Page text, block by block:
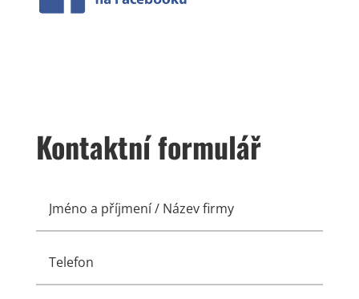
Kontaktní formulář